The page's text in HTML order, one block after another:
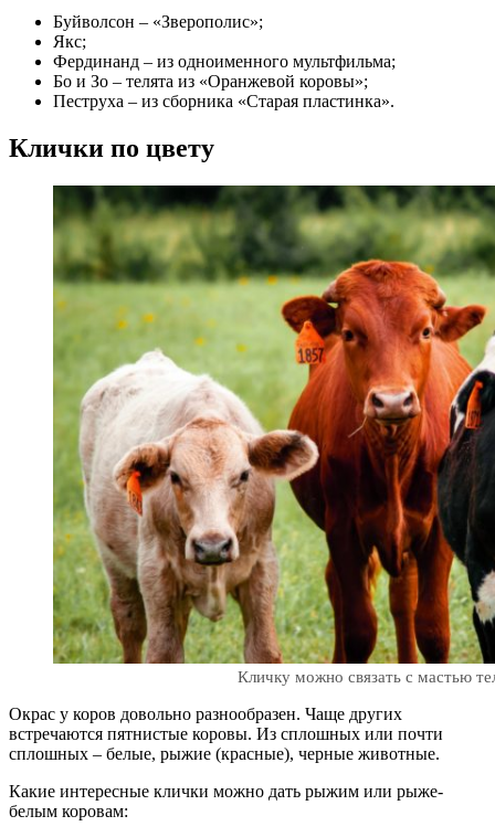
Буйволсон – «Зверополис»;
Якс;
Фердинанд – из одноименного мультфильма;
Бо и Зо – телята из «Оранжевой коровы»;
Пеструха – из сборника «Старая пластинка».
Клички по цвету
Кличку можно связать с мастью
Окрас у коров довольно разнообразен. Чаще других
встречаются пятнистые коровы. Из сплошных или почти
сплошных – белые, рыжие (красные), черные животные.
Какие интересные клички можно дать рыжим или рыже-
белым коровам: